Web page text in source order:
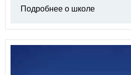
Подробнее о школе